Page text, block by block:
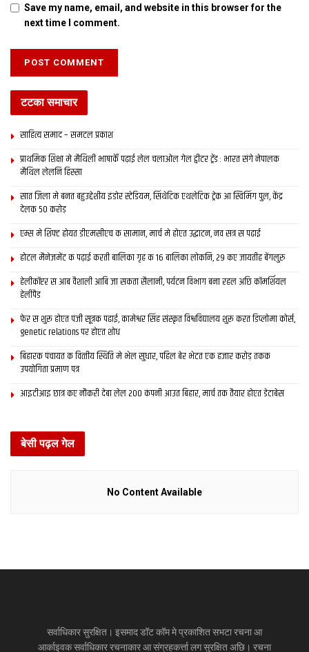
Save my name, email, and website in this browser for the
next time I comment.
टटका समाचार
साहित्य समाद – समटल प्रकाश
प्राथमिक शि‍क्षा मे मैथि‍ली भाषाकेँ पढ़ाई लेल चलाओल गेल ट्वीटर ट्रेंड : भारत संगे नेपालक
मैथिल लेलनि हिस्सा
सात जिला मे बनत बहुउद्देशीय इंडोर स्‍टेडि‍यम, सिंथेटिक एथलेटिक ट्रेक आ स्विमिंग पुल, केंद्र
देलक 50 करोड़
एम्स मे शिफ्ट होयत डीएमसीएच क सामान, मार्च मे होएत उद्घाटन, नव सत्र स पढाई
होटल मैनेजमेंट क पढ़ाई करती बालिका गृह क 16 बालिका लोकनि, 29 कए जायतीह बेंगलुरु
हेलीकॉप्टर स आब वैशाली आबि जा सकता सैलानी, पर्यटन विभाग बना रहल अछि कॉमर्शियल
हेलीपैड
फेर स शुरू होएत पंजी सूत्रक पढाई, कामेश्वर सिंह संस्कृत विश्वविद्यालय शुरू करत डिप्लोमा कोर्स,
genetic relations पर होएत शोध
बिहारक पंचायत क वित्‍तीय स्थिति मे भेल सुधार, पहिल बेर भेटत एक हजार करोड़ तकक
उपयोगिता प्रमाण पत्र
आइटीआइ छात्र कए नौकरी देबा लेल 200 कंपनी आउत बिहार, मार्च तक तैयार होएत डेटाबेस
बेसी पढ़ल गेल
No Content Available
सर्वाधिकार सुरक्षित। इसमाद डॉट कॉम मे प्रकाशित सभटा रचना आ
आर्काइवक सर्वाधिकार रचनाकार आ संग्रहकर्त्ता लग सुरक्षित अछि। रचना